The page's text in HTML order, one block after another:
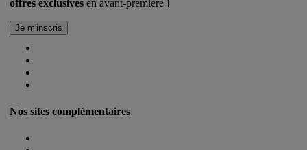
offres exclusives en avant-première !
Nos sites complémentaires